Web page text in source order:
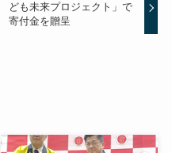
ども未来プロジェクト」で
寄付金を贈呈